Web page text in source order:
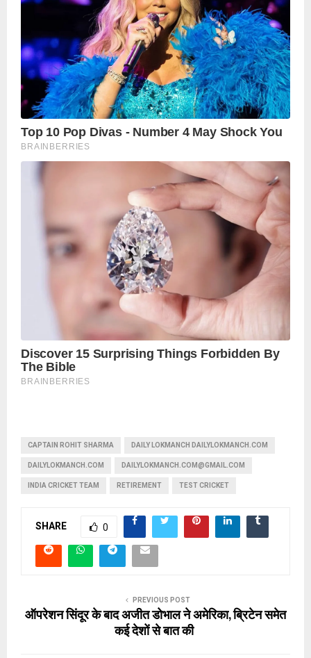
CAPTAIN ROHIT SHARMA DAILY LOKMANCH DAILYLOKMANCH.COM
DAILYLOKMANCH.COM DAILYLOKMANCH.COM@GMAIL.COM
INDIA CRICKET TEAM RETIREMENT TEST CRICKET
SHARE 0
PREVIOUS POST
ऑपरेशन सिंदूर के बाद अजीत डोभाल ने अमेरिका, ब्रिटेन समेत
कई देशों से बात की